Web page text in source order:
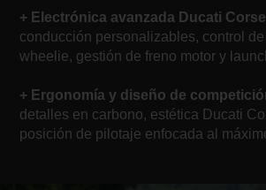
+ Electrónica avanzada Ducati
conducción personalizables, control
wheelie, gestión de freno motor y
+ Ergonomía y diseño de
detalles en carbono, estética Ducati
posición de pilotaje enfocada al